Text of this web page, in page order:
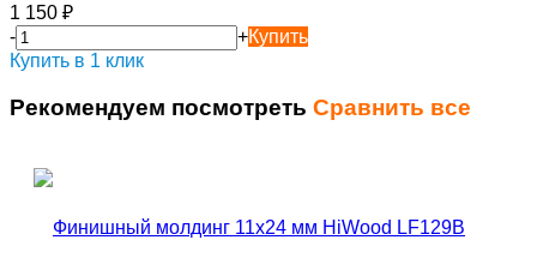
1 150 ₽
-
+Купить
Купить в 1 клик
Рекомендуем посмотреть Сравнить все